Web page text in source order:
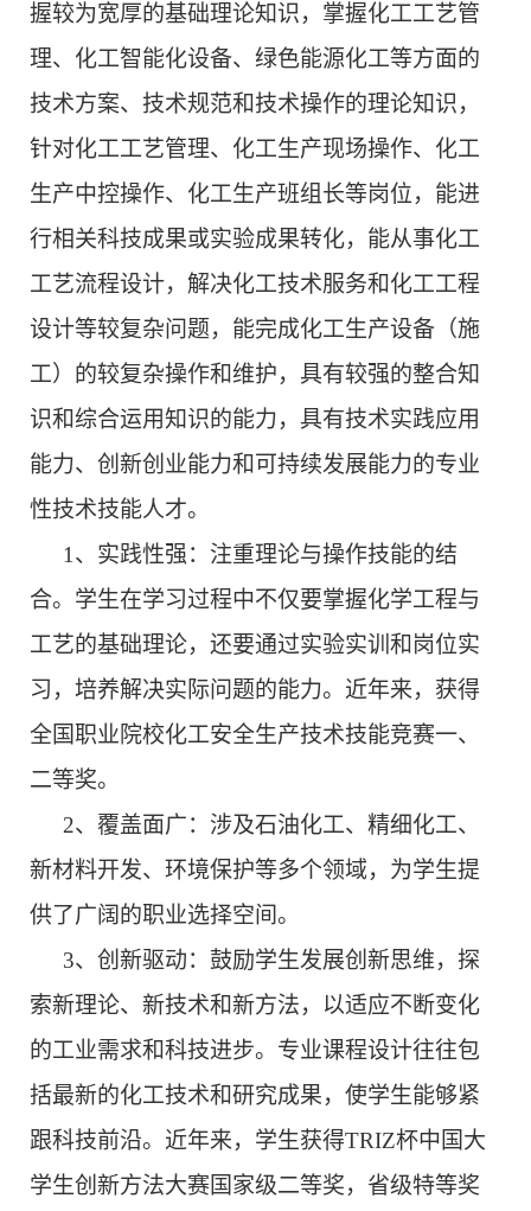
握较为宽厚的基础理论知识，掌握化工工艺管
理、化工智能化设备、绿色能源化工等方面的
技术方案、技术规范和技术操作的理论知识，
针对化工工艺管理、化工生产现场操作、化工
生产中控操作、化工生产班组长等岗位，能进
行相关科技成果或实验成果转化，能从事化工
工艺流程设计，解决化工技术服务和化工工程
设计等较复杂问题，能完成化工生产设备（施
工）的较复杂操作和维护，具有较强的整合知
识和综合运用知识的能力，具有技术实践应用
能力、创新创业能力和可持续发展能力的专业
性技术技能人才。
1、 实践性强：注重理论与操作技能的结
合。学生在学习过程中不仅要掌握化学工程与
工艺的基础理论，还要通过实验实训和岗位实
习，培养解决实际问题的能力。近年来，获得
全国职业院校化工安全生产技术技能竞赛一、
二等奖。
2、 覆盖面广：涉及石油化工、精细化工、
新材料开发、环境保护等多个领域，为学生提
供了广阔的职业选择空间。
3、 创新驱动：鼓励学生发展创新思维，探
索新理论、新技术和新方法，以适应不断变化
的工业需求和科技进步。专业课程设计往往包
括最新的化工技术和研究成果，使学生能够紧
跟科技前沿。近年来，学生获得TRIZ杯中国大
学生创新方法大赛国家级二等奖，省级特等奖